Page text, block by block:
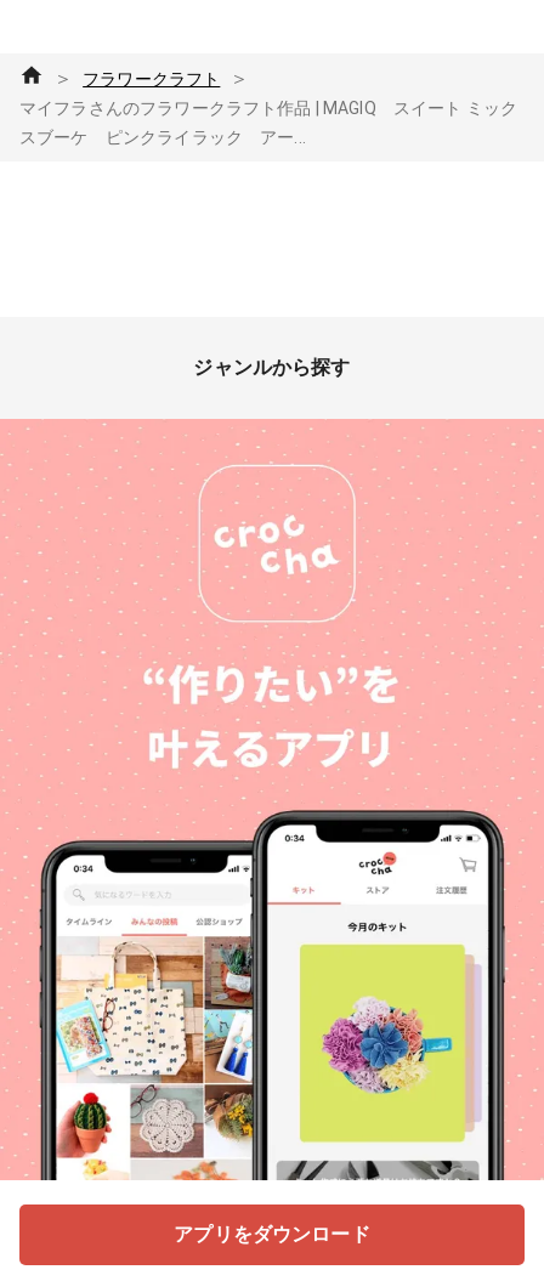
＞ フラワークラフト ＞
マイフラさんのフラワークラフト作品 | MAGIQ スイート ミック
スブーケ ピンクライラック アー...
ジャンルから探す
アプリをダウンロード